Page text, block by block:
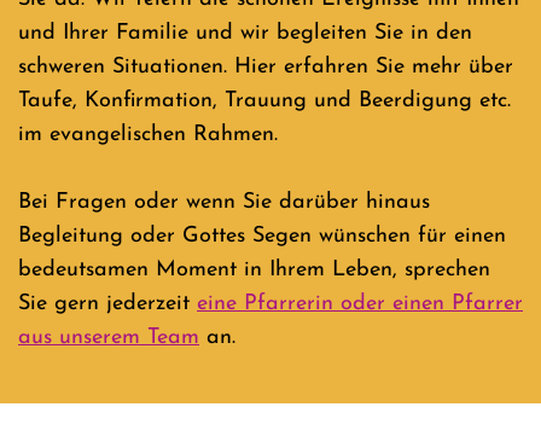
und Ihrer Familie und wir begleiten Sie in den
schweren Situationen. Hier erfahren Sie mehr über
Taufe, Konfirmation, Trauung und Beerdigung etc.
im evangelischen Rahmen.
Bei Fragen oder wenn Sie darüber hinaus
Begleitung oder Gottes Segen wünschen für einen
bedeutsamen Moment in Ihrem Leben, sprechen
Sie gern jederzeit eine Pfarrerin oder einen Pfarrer
aus unserem Team an.